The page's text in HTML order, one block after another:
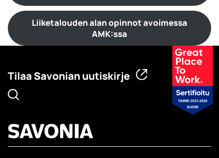
Liiketalouden alan opinnot avoimessa
AMK:ssa
Tilaa Savonian uutiskirje